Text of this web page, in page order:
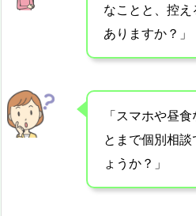
なことと、控
ありますか？」
「スマホや昼
とまで個別相
ょうか？」